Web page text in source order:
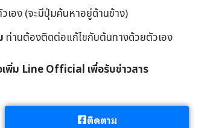
เอง (จะมีปุ่มค้นหาอยู่ด้านข้าง)
ท่านต้องติดต่อแก้ไขกับต้นทางด้วยตัวเอง
พิ่ม Line Official เพื่อรับข่าวสาร
ติดตาม